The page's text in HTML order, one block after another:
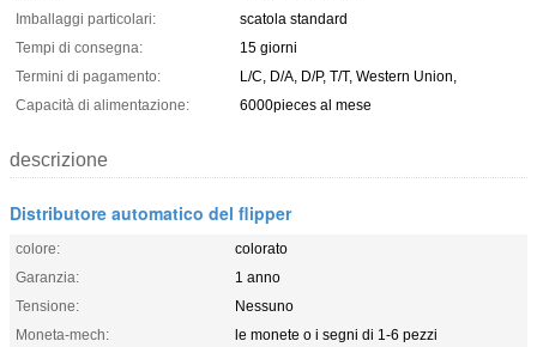
Imballaggi particolari:
scatola standard
Tempi di consegna:
15 giorni
Termini di pagamento:
L/C, D/A, D/P, T/T, Western Union,
Capacità di alimentazione:
6000pieces al mese
descrizione
Distributore automatico del flipper
colore:
colorato
Garanzia:
1 anno
Tensione:
Nessuno
Moneta-mech:
le monete o i segni di 1-6 pezzi